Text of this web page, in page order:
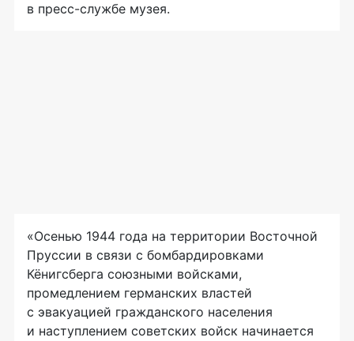
в пресс-службе музея.
«Осенью 1944 года на территории Восточной
Пруссии в связи с бомбардировками
Кёнигсберга союзными войсками,
промедлением германских властей
с эвакуацией гражданского населения
и наступлением советских войск начинается